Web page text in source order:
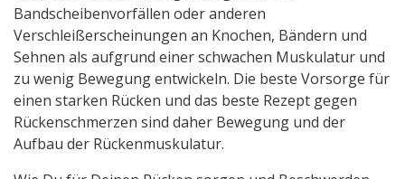
Bandscheibenvorfällen oder anderen
Verschleißerscheinungen an Knochen, Bändern und
Sehnen als aufgrund einer schwachen Muskulatur und
zu wenig Bewegung entwickeln. Die beste Vorsorge für
einen starken Rücken und das beste Rezept gegen
Rückenschmerzen sind daher Bewegung und der
Aufbau der Rückenmuskulatur.